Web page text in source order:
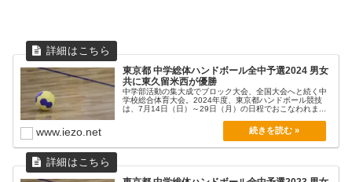
東京都 中学総体ハンドボール全中予選2024 男女
共に東久留米西が優勝
中学部活動の集大成でブロック大会、全国大会へと続く中
学校総合体育大会。2024年度、東京都ハンドボール競技
は、7月14日（日）～29日（月）の日程でおこなわれま...
www.iezo.net